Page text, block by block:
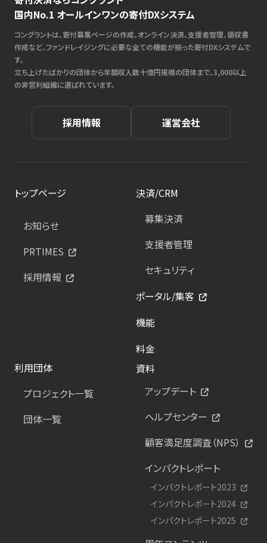
国内No.1 オールインワンの寄付DXシステム
コングラントは、寄付募集ページの作成、オンライン決済、支援者管理、領収書
作成など、ファンドレイジングに必要な全ての機能が揃った寄付DXシステムで
す。
立ち上げたばかりの団体から年間収入数十億円規模の団体まで、3,000以上
の非営利組織に選ばれています。
採用情報 運営会社
トップページ
お知らせ
PRTIMES
採用情報
決済/CRM
募集決済
支援者管理
セキュリティ
ポータル/集客
機能
料金
利用団体
プロジェクト一覧
団体一覧
資料
アップデート
ヘルプセンター
顧客満足度調査（NPS）
インパクトレポート
インパクトレポート2023
インパクトレポート2024
インパクトレポート2025